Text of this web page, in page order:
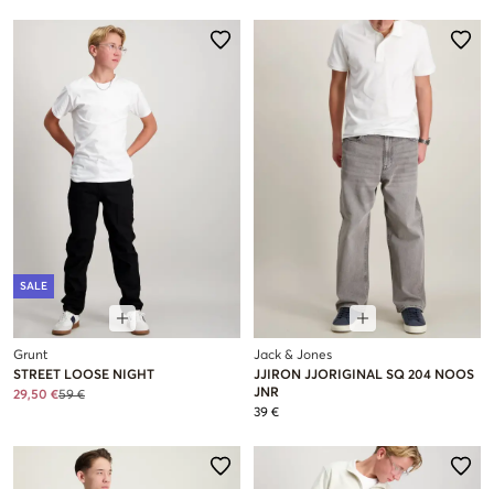
SALE
Grunt
STREET LOOSE NIGHT
29,50 €59 €
Jack & Jones
JJIRON JJORIGINAL SQ 204 NOOS
JNR
39 €